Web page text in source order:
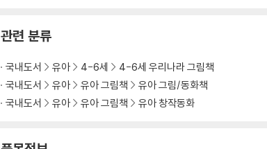
관련 분류
국내도서 유아 4-6세
4-6세 우리나라 그림책
국내도서
유아 유아 그림책
유아 그림/동화책
국내도서
유아 유아 그림책 유아 창작동화